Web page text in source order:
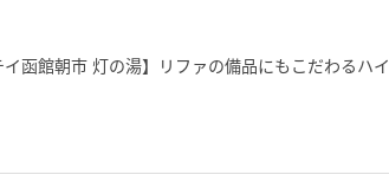
函館朝市 灯の湯】リファの備品にもこだわるハイ